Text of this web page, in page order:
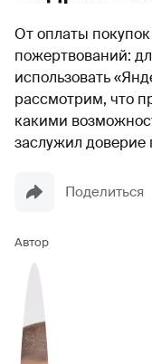
От оплаты
пожертвований:
использовать
рассмотрим, что
какими
заслужил доверие
Поделиться
Автор